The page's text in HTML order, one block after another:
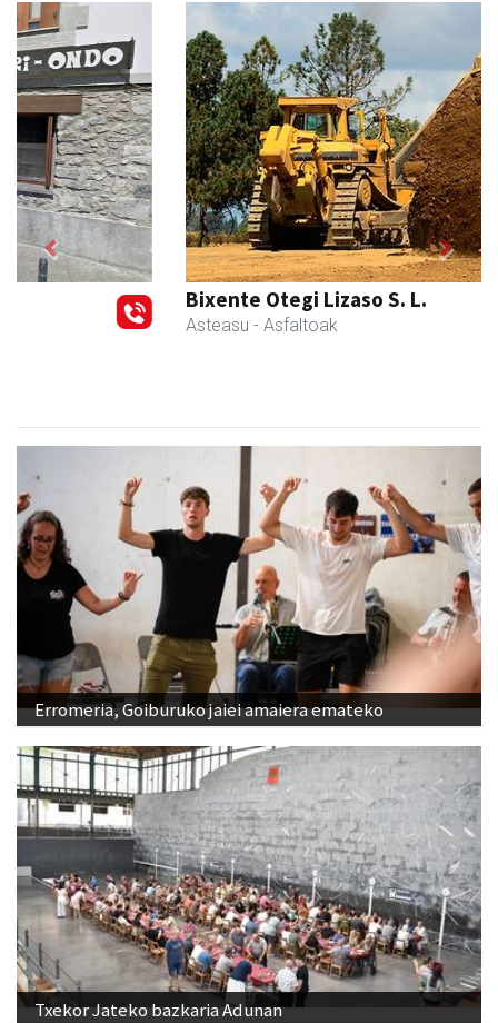
Bixente Otegi Lizaso S. L.
- Asfaltoak
Previous Next
Erromeria, Goiburuko jaiei amaiera emateko
Txekor Jateko bazkaria Adunan